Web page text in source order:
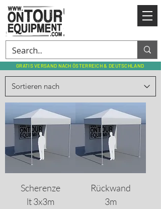
GRATIS VERSAND NACH ÖSTERREICH & DEUTSCHLAND
Scherenze
lt 3x3m
Rückwand
3m